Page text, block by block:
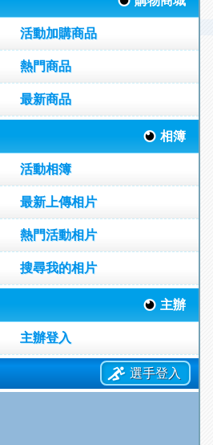
活動加購商品
熱門商品
最新商品
相簿
活動相簿
最新上傳相片
熱門活動相片
搜尋我的相片
主辦
主辦登入
選手登入